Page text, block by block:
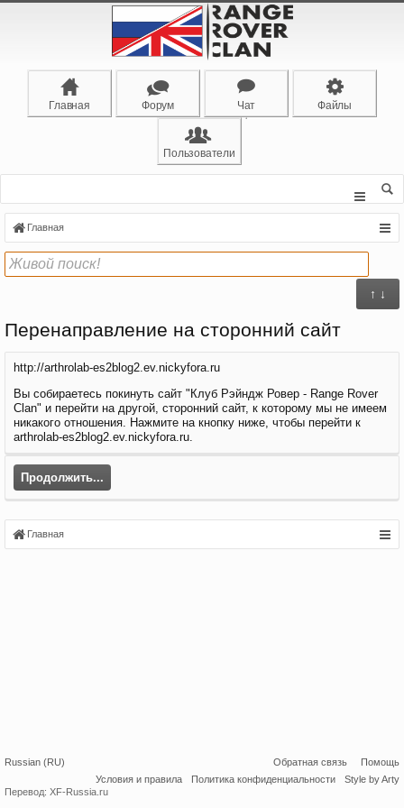
Главная Форум Чат Файлы
Пользователи
Главная
↑ ↓
Перенаправление на сторонний сайт
http://arthrolab-es2blog2.ev.nickyfora.ru
Вы собираетесь покинуть сайт "Клуб Рэйндж Ровер - Range Rover
Clan" и перейти на другой, сторонний сайт, к которому мы не имеем
никакого отношения. Нажмите на кнопку ниже, чтобы перейти к
arthrolab-es2blog2.ev.nickyfora.ru.
Продолжить...
Главная
Russian (RU) Обратная связь
Помощь
Условия и правила
Политика конфиденциальности
Style by Arty
Перевод: XF-Russia.ru